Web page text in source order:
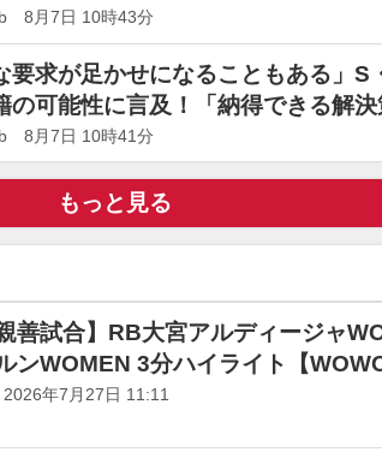
8月7日 10時43分
要求が足かせになることもある」S
の可能性に言及！「納得できる解
8月7日 10時41分
もっと見る
善試合】RB大宮アルディージャ
ンWOMEN 3分ハイライト【
2026年7月27日 11:11